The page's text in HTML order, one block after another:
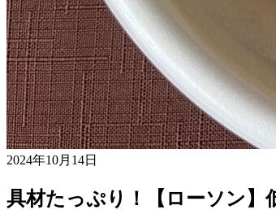
2024年10月14日
具材たっぷり！【ローソン】